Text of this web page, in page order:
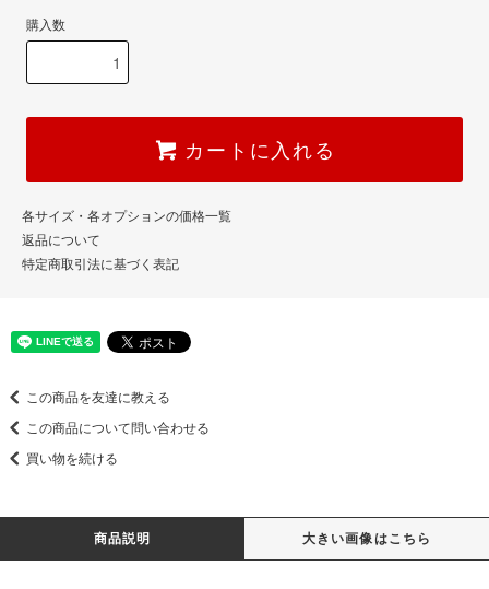
購入数
カートに入れる
各サイズ・各オプションの価格一覧
返品について
特定商取引法に基づく表記
この商品を友達に教える
この商品について問い合わせる
買い物を続ける
商品説明 大きい画像はこちら